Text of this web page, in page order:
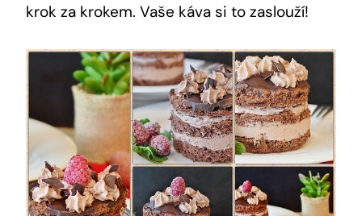
krok za krokem. Vaše káva si to zaslouží!